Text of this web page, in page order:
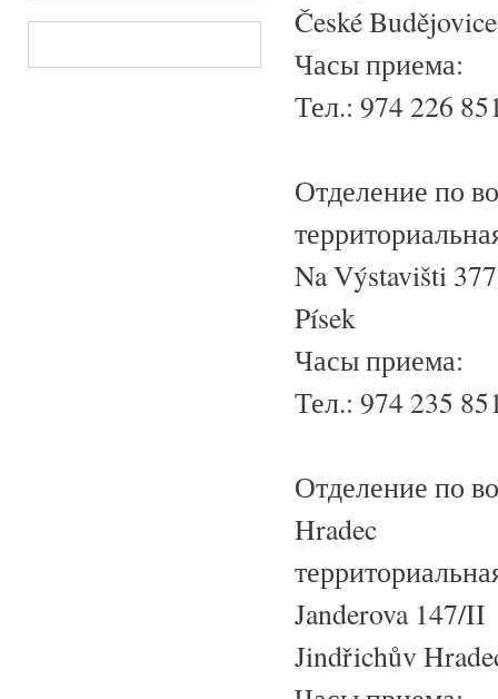
České Budějovice
Часы приема:
Тел.: 974 226
Отделение по
Na Výstavišti 377
Písek
Часы приема:
Тел.: 974 235
Отделение по
Hradec
Janderova 147/II
Jindřichův